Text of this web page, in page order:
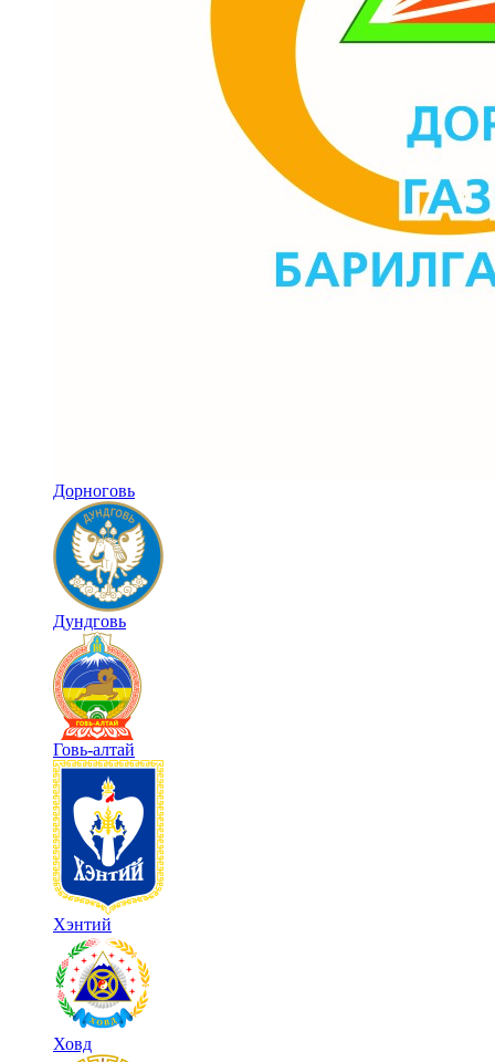
Дорноговь
Дундговь
Говь-алтай
Хэнтий
Ховд